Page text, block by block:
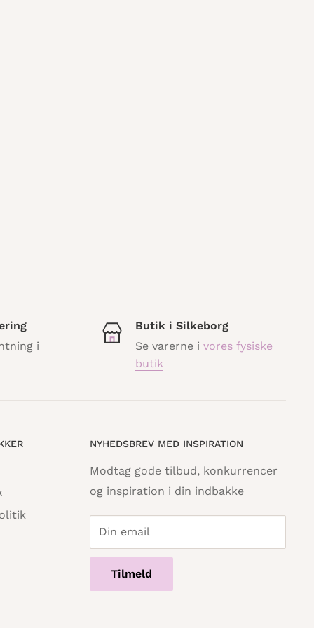
i
Butik i Silkeborg
Se varerne i vores fysiske
butik
NYHEDSBREV MED INSPIRATION
Modtag gode tilbud, konkurrencer
og inspiration i din indbakke
Din email
Tilmeld